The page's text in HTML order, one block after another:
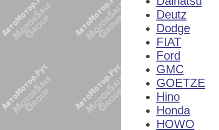
Deutz
Dodge
FIAT
Ford
GMC
GOETZE
Hino
Honda
HOWO